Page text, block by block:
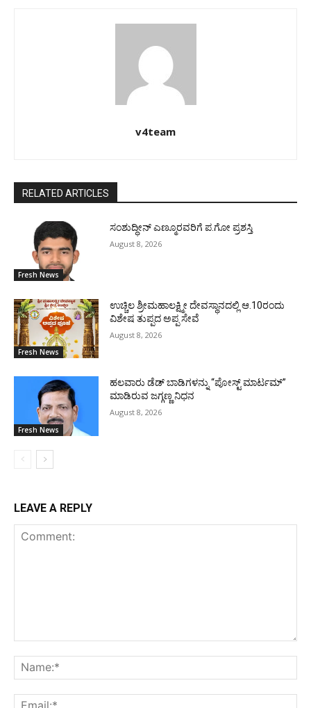
v4team
RELATED ARTICLES
Fresh News
ಸಂಶುದ್ಧೀನ್ ಎಣ್ಮೂರವರಿಗೆ ಪ.ಗೋ ಪ್ರಶಸ್ತಿ
August 8, 2026
Fresh News
ಉಚ್ಚಿಲ ಶ್ರೀಮಹಾಲಕ್ಷ್ಮೀ ದೇವಸ್ಥಾನದಲ್ಲಿ ಆ.10ರಂದು
ವಿಶೇಷ ತುಪ್ಪದ ಅಪ್ಪ ಸೇವೆ
August 8, 2026
Fresh News
ಹಲವಾರು ಡೆಡ್ ಬಾಡಿಗಳನ್ನು “ಪೋಸ್ಟ್ ಮಾರ್ಟಮ್”
ಮಾಡಿರುವ ಜಗ್ಗಣ್ಣ ನಿಧನ
August 8, 2026
LEAVE A REPLY